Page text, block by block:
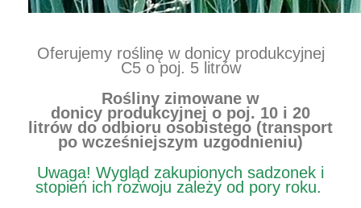
Oferujemy roślinę w donicy produkcyjnej
C5 o poj. 5 litrów
Rośliny zimowane w
donicy produkcyjnej o poj. 10 i 20
litrów do odbioru osobistego (transport
po wcześniejszym uzgodnieniu)
Uwaga! Wygląd zakupionych sadzonek i
stopień ich rozwoju zależy od pory roku.